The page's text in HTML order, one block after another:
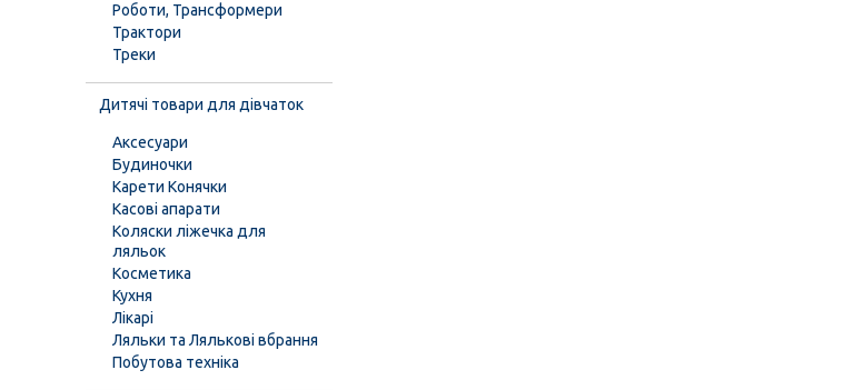
Роботи, Трансформери
Трактори
Треки
Дитячі товари для дівчаток
Аксесуари
Будиночки
Карети Конячки
Касові апарати
Коляски ліжечка для
ляльок
Косметика
Кухня
Лікарі
Ляльки та Лялькові вбрання
Побутова техніка